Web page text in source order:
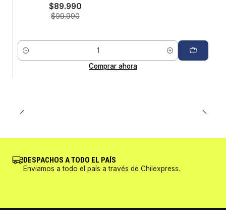
$89.990
$99.990
Cantidad
Comprar ahora
DESPACHOS A TODO EL PAÍS
Enviamos a todo el país a través de Chilexpress.